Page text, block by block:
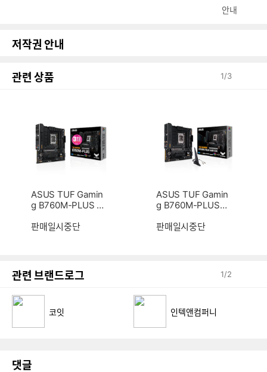
안내
저작권 안내
관련 상품 1/3
ASUS TUF Gamin
g B760M-PLUS S
판매일시중단
ASUS TUF Gamin
g B760M-PLUS
퍼니
판매일시중단
관련 브랜드로그 1/2
코잇 인텍앤컴퍼니
댓글